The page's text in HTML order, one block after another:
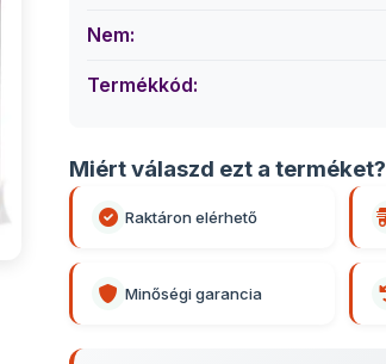
Nem:
Termékkód:
Miért válaszd ezt a terméket?
Raktáron elérhető
Minőségi garancia